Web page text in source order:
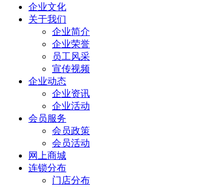
企业文化
关于我们
企业简介
企业荣誉
员工风采
宣传视频
企业动态
企业资讯
企业活动
会员服务
会员政策
会员活动
网上商城
连锁分布
门店分布